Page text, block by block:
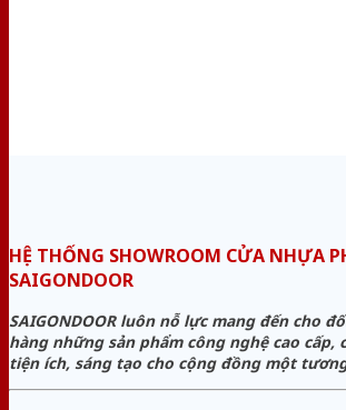
HỆ THỐNG SHOWROOM CỬA NHỰA
SAIGONDOOR
SAIGONDOOR luôn nỗ lực mang đến cho
hàng những sản phẩm công nghệ cao cấp,
tiện ích, sáng tạo cho cộng đồng một